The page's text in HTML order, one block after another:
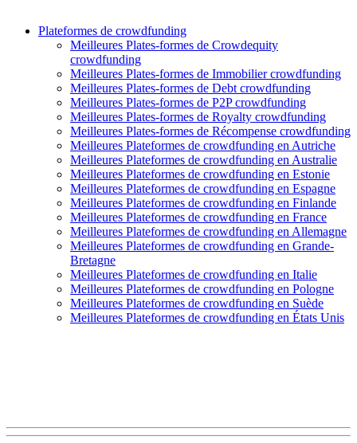
Plateformes de crowdfunding
Meilleures Plates-formes de Crowdequity
crowdfunding
Meilleures Plates-formes de Immobilier crowdfunding
Meilleures Plates-formes de Debt crowdfunding
Meilleures Plates-formes de P2P crowdfunding
Meilleures Plates-formes de Royalty crowdfunding
Meilleures Plates-formes de Récompense crowdfunding
Meilleures Plateformes de crowdfunding en Autriche
Meilleures Plateformes de crowdfunding en Australie
Meilleures Plateformes de crowdfunding en Estonie
Meilleures Plateformes de crowdfunding en Espagne
Meilleures Plateformes de crowdfunding en Finlande
Meilleures Plateformes de crowdfunding en France
Meilleures Plateformes de crowdfunding en Allemagne
Meilleures Plateformes de crowdfunding en Grande-
Bretagne
Meilleures Plateformes de crowdfunding en Italie
Meilleures Plateformes de crowdfunding en Pologne
Meilleures Plateformes de crowdfunding en Suède
Meilleures Plateformes de crowdfunding en États Unis